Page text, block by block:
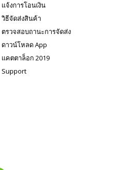
แจ้งการโอนเงิน
วิธีจัดส่งสินค้า
ตรวจสอบถานะการจัดส่ง
ดาวน์โหลด App
แคตตาล็อก 2019
Support